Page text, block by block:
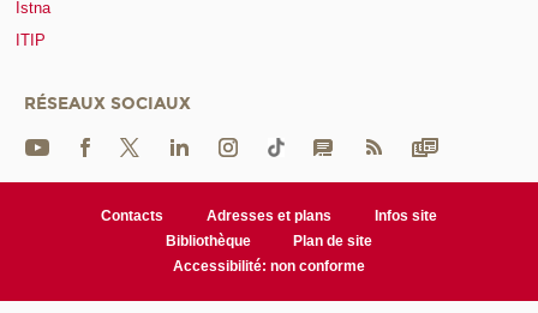
Istna
ITIP
RÉSEAUX SOCIAUX
Contacts Adresses et plans
Infos site
Bibliothèque
Plan de site
Accessibilité: non conforme